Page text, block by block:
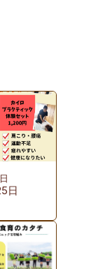
日
プラク
験会の